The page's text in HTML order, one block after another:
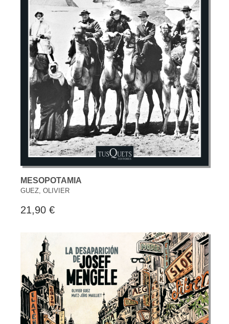
MESOPOTAMIA
GUEZ, OLIVIER
21,90 €